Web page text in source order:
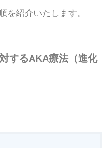
を紹介いたします。
するAKA療法（進化